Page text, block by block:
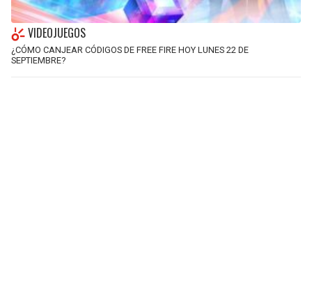
VIDEOJUEGOS
¿CÓMO CANJEAR CÓDIGOS DE FREE FIRE HOY LUNES 22 DE
SEPTIEMBRE?